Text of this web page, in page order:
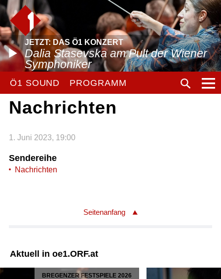
JETZT: DAS Ö1 KONZERT
Dalia Stasevska am Pult der Wiener
Symphoniker
Ö1 SOUND PROGRAMM
Nachrichten
1. Juni 2023, 19:00
Sendereihe
Nachrichten
Seitenanfang
Aktuell in oe1.ORF.at
BREGENZER FESTSPIELE 2026